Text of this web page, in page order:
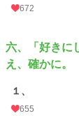
672
六、「好きに
え、確かに。
１、
655